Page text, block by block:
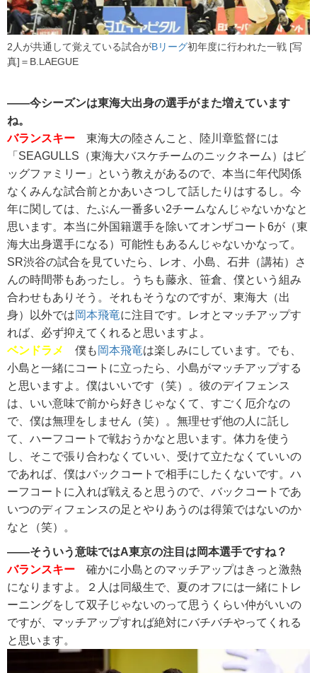
2人が共通して覚えている試合がBリーグ初年度に行われた一戦 [写
真]＝B.LAEGUE
――今シーズンは東海大出身の選手がまた増えています
ね。
バランスキー 東海大の陸さんこと、陸川章監督には
「SEAGULLS（東海大バスケチームのニックネーム）はビ
ッグファミリー」という教えがあるので、本当に年代関係
なくみんな試合前とかあいさつして話したりはするし。今
年に関しては、たぶん一番多い2チームなんじゃないかなと
思います。本当に外国籍選手を除いてオンザコート6が（東
海大出身選手になる）可能性もあるんじゃないかなって。
SR渋谷の試合を見ていたら、レオ、小島、石井（講祐）さ
んの時間帯もあったし。うちも藤永、笹倉、僕という組み
合わせもありそう。それもそうなのですが、東海大（出
身）以外では岡本飛竜に注目です。レオとマッチアップす
れば、必ず抑えてくれると思いますよ。
ベンドラメ
僕も 岡本飛竜は楽しみにしています。でも、
小島と一緒にコートに立ったら、小島がマッチアップする
と思いますよ。僕はいいです（笑）。彼のデイフェンス
は、いい意味で前から好きじゃなくて、すごく厄介なの
で、僕は無理をしません（笑）。無理せず他の人に託し
て、ハーフコートで戦おうかなと思います。体力を使う
し、そこで張り合わなくていい、受けて立たなくていいの
であれば、僕はバックコートで相手にしたくないです。ハ
ーフコートに入れば戦えると思うので、バックコートであ
いつのディフェンスの足とやりあうのは得策ではないのか
なと（笑）。
――そういう意味ではA東京の注目は岡本選手ですね？
バランスキー 確かに小島とのマッチアップはきっと激熱
になりますよ。２人は同級生で、夏のオフには一緒にトレ
ーニングをして双子じゃないのって思うくらい仲がいいの
ですが、マッチアップすれば絶対にバチバチやってくれる
と思います。